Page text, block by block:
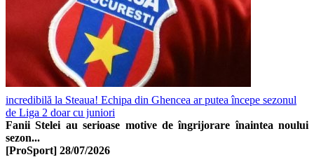
incredibilă la Steaua! Echipa din Ghencea ar putea începe sezonul
de Liga 2 doar cu juniori
Fanii Stelei au serioase motive de îngrijorare înaintea noului
sezon...
[ProSport] 28/07/2026